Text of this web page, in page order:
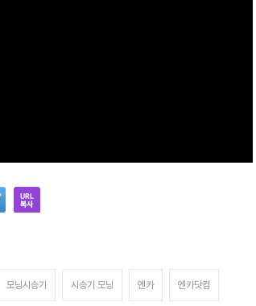
모닝시승기 시승기 모닝 엔카 엔카닷컴